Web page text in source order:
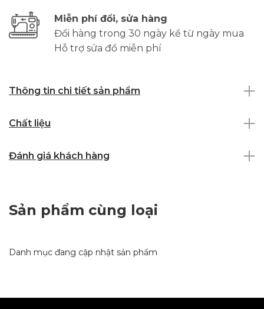
Miễn phí đổi, sửa hàng
Đổi hàng trong 30 ngày kể từ ngày mua
Hỗ trợ sửa đồ miễn phí
Thông tin chi tiết sản phẩm
Chất liệu
Đánh giá khách hàng
Sản phẩm cùng loại
Danh mục đang cập nhật sản phẩm